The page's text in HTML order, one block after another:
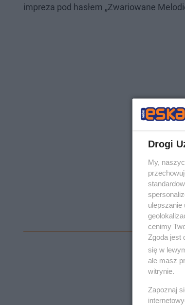
impreza pod hasłem „Zwariowane
Drogi
My,
ulepszanie
cenimy
Zgoda jest
się w
ale masz
witrynie.
Zapoznaj